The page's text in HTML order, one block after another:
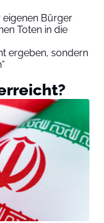
eigenen Bürger
Toten in die
ergeben, sondern